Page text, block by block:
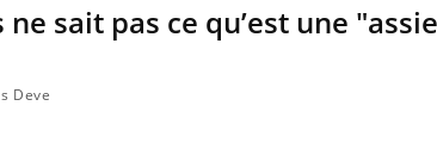
sait pas ce qu’est une
Deve